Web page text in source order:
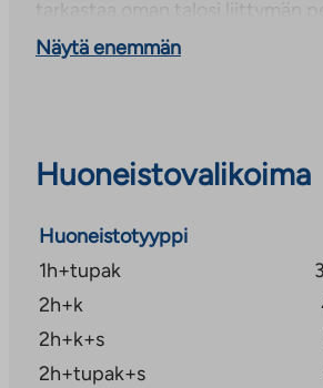
tarkastaa oman talosi liittymän
ja halutessasi voit myös tilata
Näytä enemmän
Huoneistovalikoima
Huoneistotyyppi
1h+tupak
2h+k
2h+k+s
2h+tupak+s